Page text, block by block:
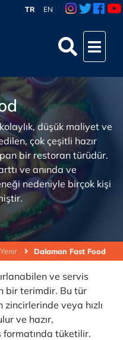
TR EN
Dalaman Fast Food
düşük maliyet ve
çok çeşitli hazır
bir restoran türüdür.
ve anında ve
nedeniyle birçok kişi
ve servis
bir terimdir. Bu tür
veya hızlı
ve hazır,
formatında tüketilir.